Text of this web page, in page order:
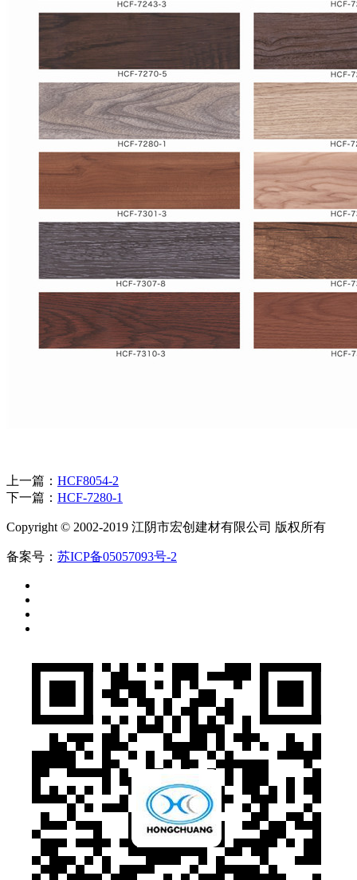
上一篇： HCF8054-2
下一篇： HCF-7280-1
Copyright © 2002-2019 江阴市宏创建材有限公司 版权所有
备案号： 苏ICP备05057093号-2